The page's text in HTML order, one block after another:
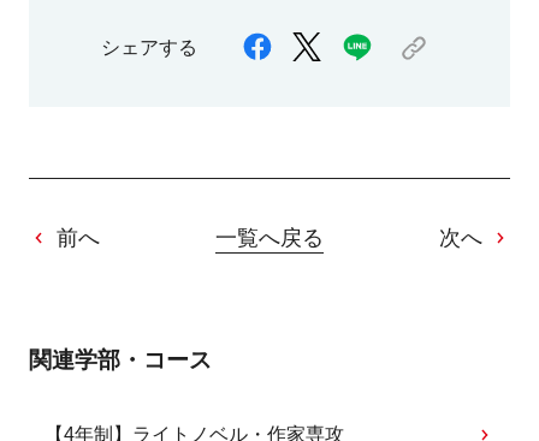
シェアする
前へ 一覧へ戻る 次へ
関連学部・コース
【4年制】ライトノベル・作家専攻